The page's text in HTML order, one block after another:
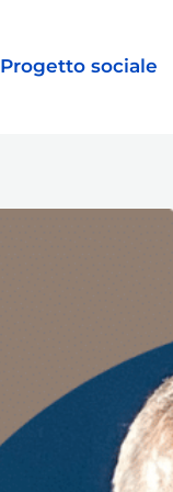
Progetto sociale